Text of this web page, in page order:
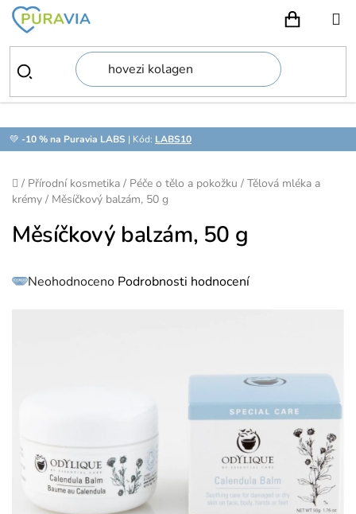
Přejít
obsah
💚 -10 % na Puravia LABS | Kód: LABS10
Domů
/ Přírodní kosmetika / Péče o tělo a pokožku / Tělová mléka a
krémy / Měsíčkový balzám, 50 g
Měsíčkový balzám, 50 g
Průměrné
hodnocení
Neohodnoceno Podrobnosti hodnocení